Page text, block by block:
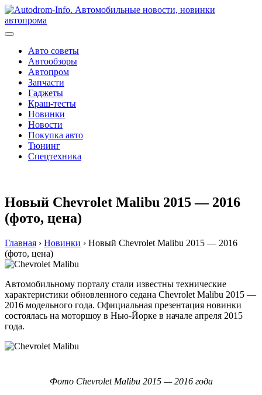
Перейти
к
содержимому
Авто советы
Автообзоры
Автопром
Запчасти
Гаджеты
Краш-тесты
Новинки
Новости
Покупка авто
Тюнинг
Спецтехника
Новый Chevrolet Malibu 2015 — 2016
(фото, цена)
Главная › Новинки › Новый Chevrolet Malibu 2015 — 2016
(фото, цена)
Автомобильному порталу стали известны технические
характеристики обновленного седана Chevrolet Malibu 2015 —
2016 модельного года. Официальная презентация новинки
состоялась на моторшоу в Нью-Йорке в начале апреля 2015
года.
Фото Chevrolet Malibu 2015 — 2016 года